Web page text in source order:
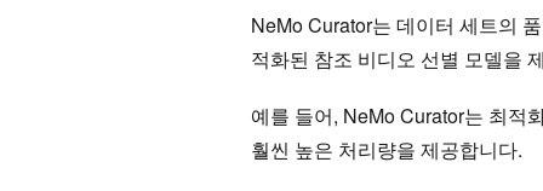
NeMo Curator는 데이터 세트의
적화된 참조 비디오 선별 모델을
예를 들어, NeMo Curator는 최적
훨씬 높은 처리량을 제공합니다.